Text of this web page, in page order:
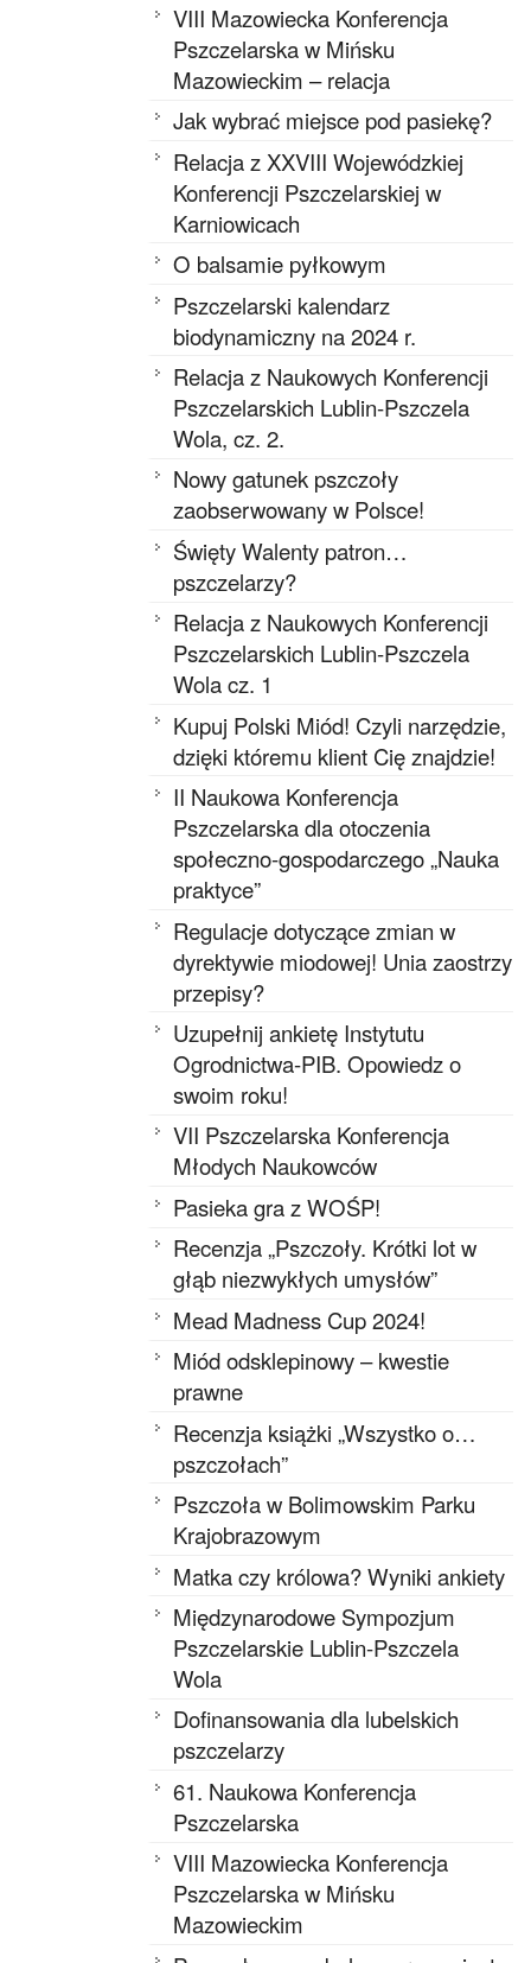
VIII Mazowiecka Konferencja
Pszczelarska w Mińsku
Mazowieckim – relacja
Jak wybrać miejsce pod pasiekę?
Relacja z XXVIII Wojewódzkiej
Konferencji Pszczelarskiej w
Karniowicach
O balsamie pyłkowym
Pszczelarski kalendarz
biodynamiczny na 2024 r.
Relacja z Naukowych Konferencji
Pszczelarskich Lublin-Pszczela
Wola, cz. 2.
Nowy gatunek pszczoły
zaobserwowany w Polsce!
Święty Walenty patron…
pszczelarzy?
Relacja z Naukowych Konferencji
Pszczelarskich Lublin-Pszczela
Wola cz. 1
Kupuj Polski Miód! Czyli narzędzie,
dzięki któremu klient Cię znajdzie!
II Naukowa Konferencja
Pszczelarska dla otoczenia
społeczno-gospodarczego „Nauka
praktyce”
Regulacje dotyczące zmian w
dyrektywie miodowej! Unia zaostrzy
przepisy?
Uzupełnij ankietę Instytutu
Ogrodnictwa-PIB. Opowiedz o
swoim roku!
VII Pszczelarska Konferencja
Młodych Naukowców
Pasieka gra z WOŚP!
Recenzja „Pszczoły. Krótki lot w
głąb niezwykłych umysłów”
Mead Madness Cup 2024!
Miód odsklepinowy – kwestie
prawne
Recenzja książki „Wszystko o…
pszczołach”
Pszczoła w Bolimowskim Parku
Krajobrazowym
Matka czy królowa? Wyniki ankiety
Międzynarodowe Sympozjum
Pszczelarskie Lublin-Pszczela
Wola
Dofinansowania dla lubelskich
pszczelarzy
61. Naukowa Konferencja
Pszczelarska
VIII Mazowiecka Konferencja
Pszczelarska w Mińsku
Mazowieckim